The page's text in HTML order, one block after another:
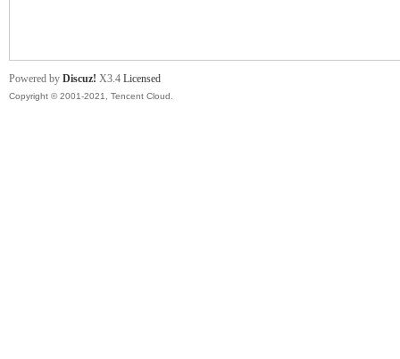
Powered by Discuz! X3.4 Licensed
Copyright © 2001-2021, Tencent Cloud.